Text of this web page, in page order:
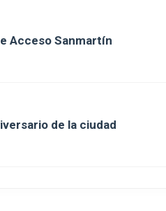
Acceso Sanmartín
de la ciudad